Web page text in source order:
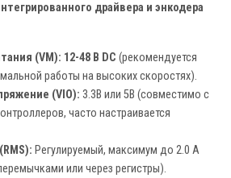
драйвера и энкодера
(VM): 12-48 В DC (рекомендуется
работы на высоких скоростях).
(VIO): 3.3В или 5В (совместимо с
часто настраивается
Регулируемый, максимум до 2.0 А
или через регистры).